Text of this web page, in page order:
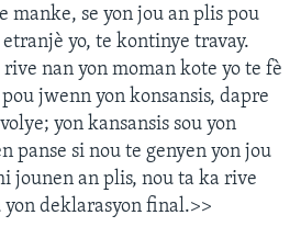
manke, se yon jou an plis pou
yo, te kontinye travay.
nan yon moman kote yo te fè
jwenn yon konsansis, dapre
yon kansansis sou yon
panse si nou te genyen yon jou
jounen an plis, nou ta ka rive
deklarasyon final.>>